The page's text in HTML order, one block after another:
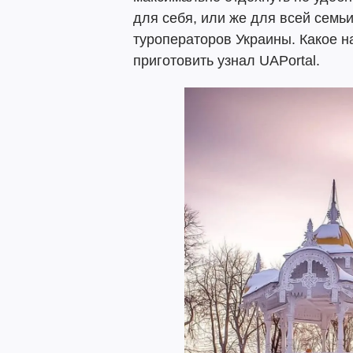
для себя, или же для всей
туроператоров Украины. Какое
приготовить узнал UAPortal.